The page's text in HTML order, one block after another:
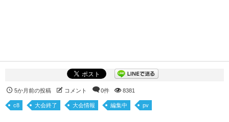
5か月前の投稿 コメント 0件 8381
c8 大会終了 大会情報 編集中 pv